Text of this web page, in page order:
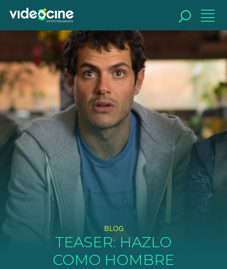
BUSCAR
BLOG
TEASER: HAZLO
COMO HOMBRE